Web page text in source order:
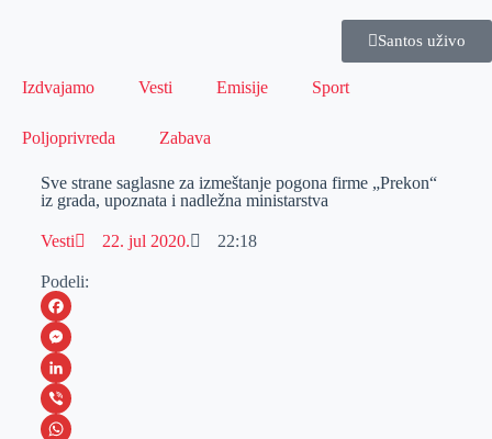
Santos uživo
Izdvajamo Vesti Emisije Sport
Poljoprivreda Zabava
Sve strane saglasne za izmeštanje pogona firme „Prekon“
iz grada, upoznata i nadležna ministarstva
Vesti 22. jul 2020. 22:18
Podeli:
F
a
c
e
M
e
s
L
iV